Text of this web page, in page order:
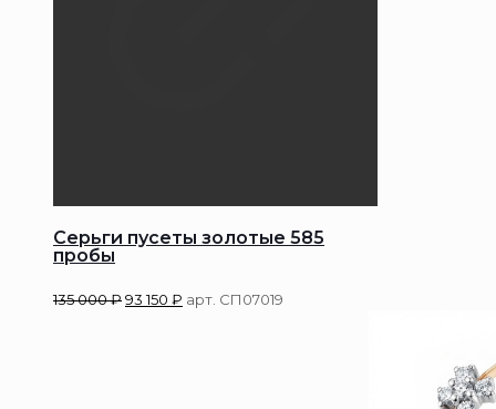
Серьги пусеты золотые 585
пробы
135 000₽93 150 ₽ арт. СП07019